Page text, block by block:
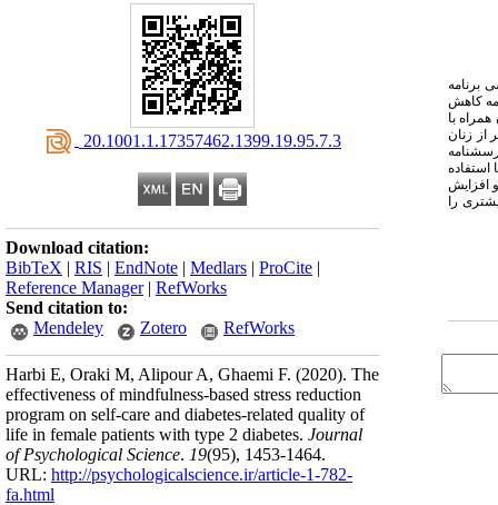
‎ 20.1001.1.17357462.1399.19.95.7.3
Download citation:
BibTeX | RIS | EndNote | Medlars | ProCite |
Reference Manager| RefWorks
Send citation to:
Mendeley
Zotero RefWorks
Harbi E, Oraki M, Alipour A, Ghaemi F. (2020). The
effectiveness of mindfulness-based stress reduction
program on self-care and diabetes-related quality of
life in female patients with type 2 diabetes. Journal
of Psychological Science. 19(95), 1453-1464.
URL: http://psychologicalscience.ir/article-1-782-
fa.html
برنامه
کاهش
با
از زنان
استفاده
افزایش
را